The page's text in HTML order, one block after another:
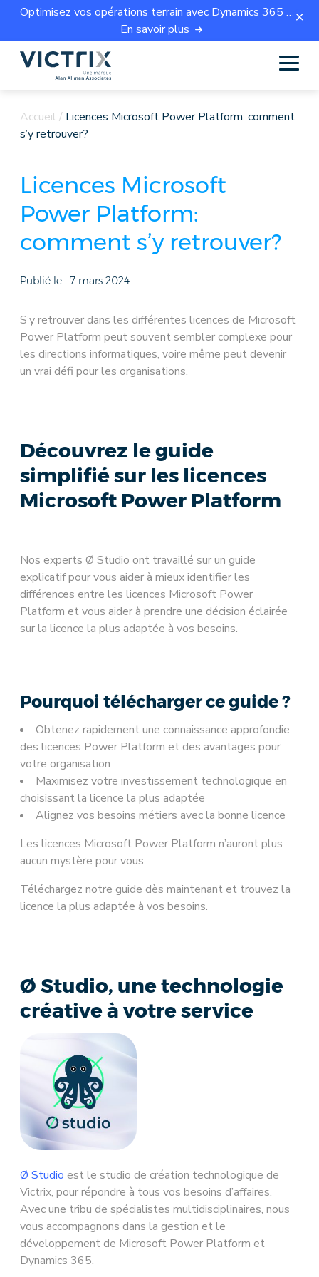
Optimisez vos opérations terrain avec Dynamics 365 Field Service.
En savoir plus
Accueil / Licences Microsoft Power Platform: comment
s’y retrouver?
Licences Microsoft
Power Platform:
comment s’y retrouver?
Publié le : 7 mars 2024
S’y retrouver dans les différentes licences de Microsoft
Power Platform peut souvent sembler complexe pour
les directions informatiques, voire même peut devenir
un vrai défi pour les organisations.
Découvrez le guide
simplifié sur les licences
Microsoft Power Platform
Nos experts Ø Studio ont travaillé sur un guide
explicatif pour vous aider à mieux identifier les
différences entre les licences Microsoft Power
Platform et vous aider à prendre une décision éclairée
sur la licence la plus adaptée à vos besoins.
Pourquoi télécharger ce guide ?
Obtenez rapidement une connaissance approfondie
des licences Power Platform et des avantages pour
votre organisation
Maximisez votre investissement technologique en
choisissant la licence la plus adaptée
Alignez vos besoins métiers avec la bonne licence
Les licences Microsoft Power Platform n’auront plus
aucun mystère pour vous.
Téléchargez notre guide dès maintenant et trouvez la
licence la plus adaptée à vos besoins.
Ø Studio, une technologie
créative à votre service
Ø Studio est le studio de création technologique de
Victrix, pour répondre à tous vos besoins d’affaires.
Avec une tribu de spécialistes multidisciplinaires, nous
vous accompagnons dans la gestion et le
développement de Microsoft Power Platform et
Dynamics 365.